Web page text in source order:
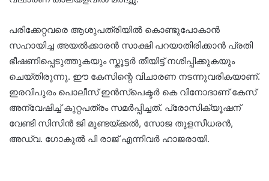
പരിക്കേറ്റവരെ ആശുപത്രിയിൽ കൊണ്ടുപോകാൻ
സഹായിച്ച അയൽക്കാരൻ സാക്ഷി പറയാതിരിക്കാൻ പ്രതി
ഭീഷണിപ്പെടുത്തുകയും സ്കൂട്ടർ തീയിട്ട്‌ നശിപ്പിക്കുകയും
ചെയ്തിരുന്നു. ഈ കേസിന്റെ വിചാരണ നടന്നുവരികയാണ്.
ഇരവിപുരം പൊലീസ് ഇൻസ്പെക്ടർ കെ വിനോദാണ്‌ കേസ്‌
അന്വേഷിച്ച് കുറ്റപത്രം സമർപ്പിച്ചത്‌. പ്രോസിക്യൂഷന്
വേണ്ടി സിസിൻ ജി മുണ്ടയ്ക്കൽ, സോജ തുളസീധരൻ,
അഡ്വ. ഗോകുൽ പി രാജ്‌ എന്നിവർ ഹാജരായി.